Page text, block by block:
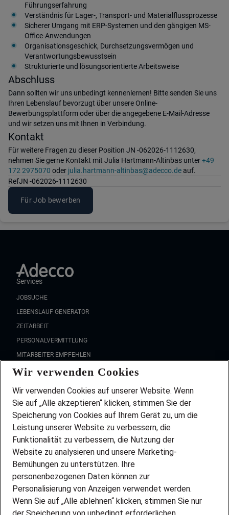
Führungserfahrung
Verständnis für Lager-, Transport- und Materialflussprozesse
Sicherer Umgang mit ERP-Systemen und den gängigen MS-
Office-Anwendungen
Organisationsgeschick, Durchsetzungsvermögen und
Verantwortungsbewusstsein
Strukturierte und lösungsorientierte Arbeitsweise
Abschluss
Dann sollten wir uns unbedingt kennenlernen! Bitte senden Sie uns
Ihren Lebenslauf bevorzugt über unsere Online-
Bewerbungsplattform oder über die angegebene E-Mail-Adresse
und wir setzen uns mit Ihnen in Verbindung.
Kontakt
Für weitere Fragen zu dieser Position JN -062026-1112630,
nehmen Sie gerne Kontakt mit Julia Hartmann-Altinbas unter+49
172 2975070 oder julia.hartmann-altinbas@adecco.deauf.
RefJN -062026-1112630
Für Job bewerben
Services
JOBSUCHE
LEBENSLAUF GENERATOR
ZEITARBEIT
PERSONALVERMITTLUNG
MITARBEITER EMPFEHLEN
FAQ
Wir stellen ein!
DEINE BERUFSGRUPPE
DEINE LEBENSSITUATION
PARTNERSHIP WITH AIRBUS
INITIATIV BEWERBEN
ÜBER UNS
STANDORTE
BLOG
Wir verwenden Cookies
Wir verwenden Cookies auf unserer Website. Wenn
Sie auf „Alle akzeptieren“ klicken, stimmen Sie der
Speicherung von Cookies auf Ihrem Gerät zu, um die
Leistung unserer Website zu verbessern, die
Funktionalität zu verbessern, die Nutzung der
Website zu analysieren und unsere Marketing-
Bemühungen zu unterstützen. Ihre
personenbezogenen Daten können zur
Personalisierung von Anzeigen verwendet werden.
Wenn Sie auf „Alle ablehnen“ klicken, stimmen Sie nur